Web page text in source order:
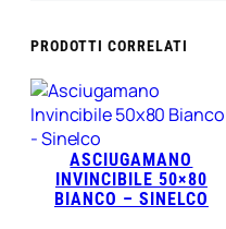
PRODOTTI CORRELATI
ASCIUGAMANO
INVINCIBILE 50×80
BIANCO – SINELCO